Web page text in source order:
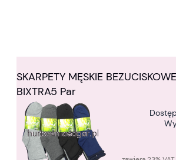
SKARPETY MĘSKIE
BIXTRA5 Par